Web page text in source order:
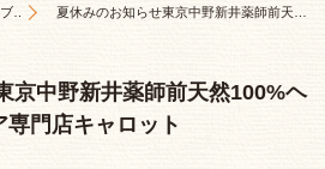
ブログ 夏休みのお知らせ東京中野新井薬師前天然100%ヘナ&ハーブ頭皮ケア専門店キャロット
京中野新井薬師前天然100%ヘ
門店キャロット